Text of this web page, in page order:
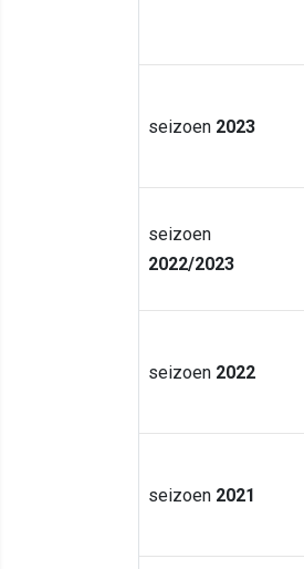
seizoen 2023
seizoen
2022/2023
seizoen 2022
seizoen 2021